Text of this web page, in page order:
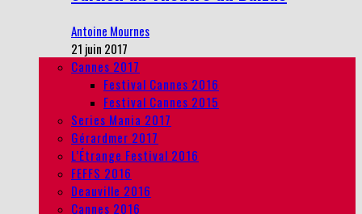
Antoine Mournes
21 juin 2017
Cannes 2017
Festival Cannes 2016
Festival Cannes 2015
Series Mania 2017
Gérardmer 2017
L’Étrange Festival 2016
FEFFS 2016
Deauville 2016
Cannes 2016